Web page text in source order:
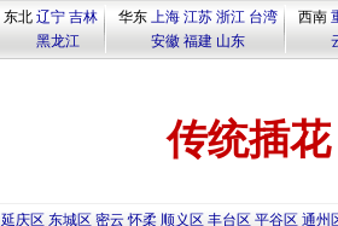
东北 辽宁 吉林
黑龙江
华东 上海 江苏 浙江 台湾
安徽 福建 山东
西南
传统插花
延庆区 东城区 密云 怀柔 顺义区 丰台区 平谷区 通州